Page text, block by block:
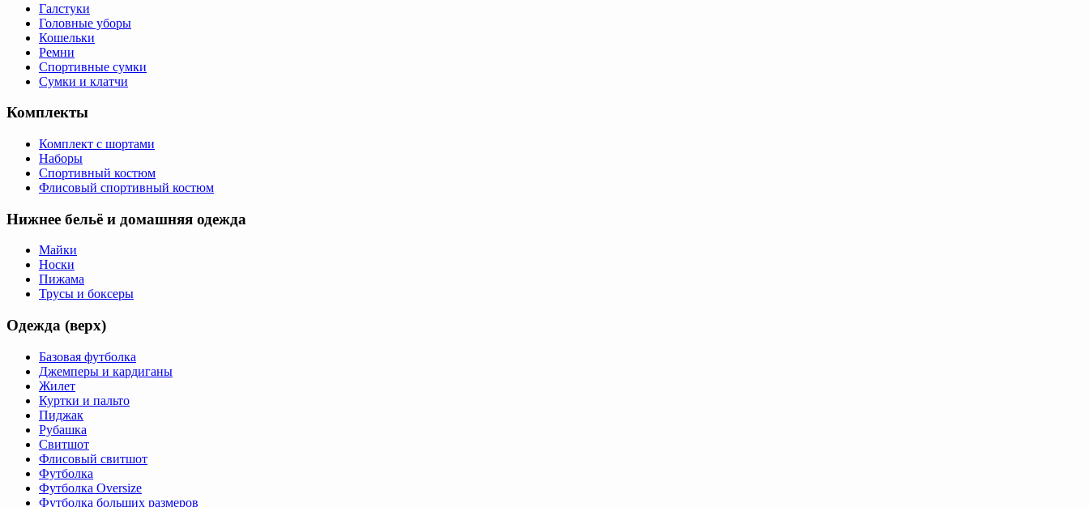
Галстуки
Головные уборы
Кошельки
Ремни
Спортивные сумки
Сумки и клатчи
Комплекты
Комплект с шортами
Наборы
Спортивный костюм
Флисовый спортивный костюм
Нижнее бельё и домашняя одежда
Майки
Носки
Пижама
Трусы и боксеры
Одежда (верх)
Базовая футболка
Джемперы и кардиганы
Жилет
Куртки и пальто
Пиджак
Рубашка
Свитшот
Флисовый свитшот
Футболка
Футболка Oversize
Футболка больших размеров